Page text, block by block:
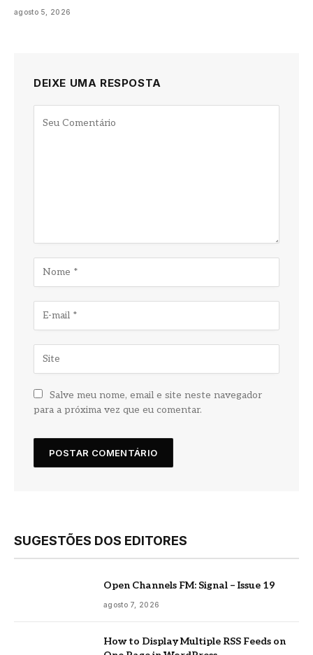
agosto 5, 2026
DEIXE UMA RESPOSTA
Salve meu nome, email e site neste navegador
para a próxima vez que eu comentar.
SUGESTÕES DOS EDITORES
Open Channels FM: Signal – Issue 19
agosto 7, 2026
How to Display Multiple RSS Feeds on